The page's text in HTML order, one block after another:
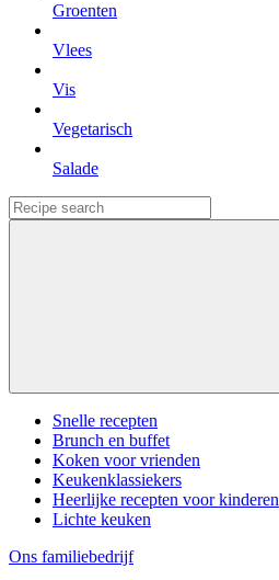
Groenten
Vlees
Vis
Vegetarisch
Salade
Snelle recepten
Brunch en buffet
Koken voor vrienden
Keukenklassiekers
Heerlijke recepten voor kinderen
Lichte keuken
Ons familiebedrijf